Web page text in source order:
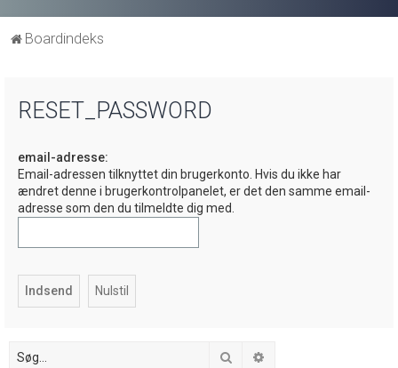
Boardindeks
RESET_PASSWORD
email-adresse:
Email-adressen tilknyttet din brugerkonto. Hvis du ikke har
ændret denne i brugerkontrolpanelet, er det den samme email-
adresse som den du tilmeldte dig med.
Søg